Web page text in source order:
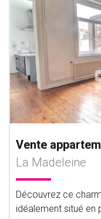
Vente
La Madeleine
Découvrez ce
idéalement situé en